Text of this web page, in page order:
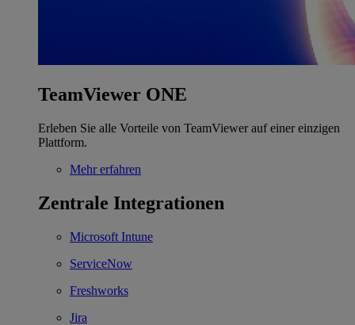
TeamViewer ONE
Erleben Sie alle Vorteile von TeamViewer auf einer einzigen
Plattform.
Mehr erfahren
Zentrale Integrationen
Microsoft Intune
ServiceNow
Freshworks
Jira